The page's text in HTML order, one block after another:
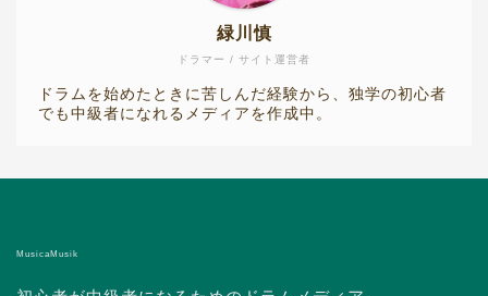
ドラマー / サイト運営者
緑川慎
ドラムを始めたときに苦しんだ経験から、独学の初心者
でも中級者になれるメディアを作成中。
MusicaMusik